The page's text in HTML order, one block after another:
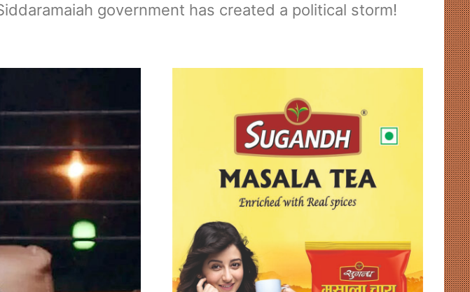
government has created a political storm!